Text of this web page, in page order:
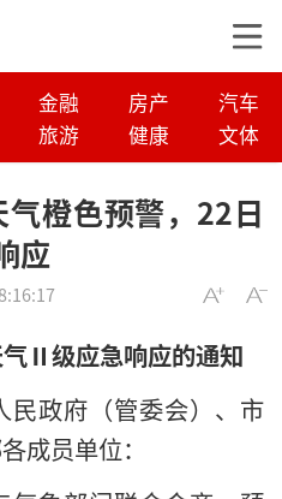
金融 房产
汽车
旅游 健康 文体
橙色预警，22日
应
Ⅱ级应急响应的通知
民政府（管委会）、市
成员单位：